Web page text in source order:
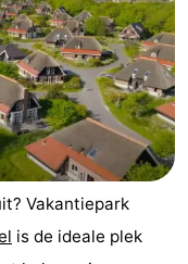
Vakantiepark
is de ideale plek